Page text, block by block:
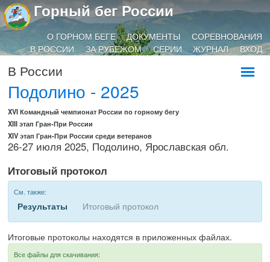
Горный бег России
О ГОРНОМ БЕГЕ ДОКУМЕНТЫ
СОРЕВНОВАНИЯ
В РОССИИ
ЗА РУБЕЖОМ СЕРИИ ЖУРНАЛ ВХОД
В России
Подолино - 2025
XVI Командный чемпионат России по горному бегу
XIII этап Гран-При России
XIV этап Гран-При России среди ветеранов
26-27 июля 2025, Подолино, Ярославская обл.
Итоговый протокол
См. также:
Результаты Итоговый протокол
Итоговые протоколы находятся в приложенных файлах.
Все файлы для скачивания: